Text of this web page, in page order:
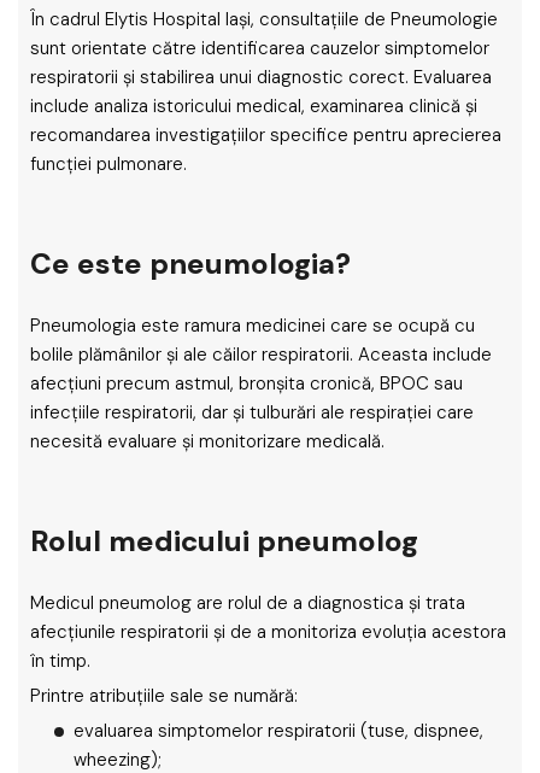
În cadrul Elytis Hospital Iași, consultațiile de Pneumologie
sunt orientate către identificarea cauzelor simptomelor
respiratorii și stabilirea unui diagnostic corect. Evaluarea
include analiza istoricului medical, examinarea clinică și
recomandarea investigațiilor specifice pentru aprecierea
funcției pulmonare.
Ce este pneumologia?
Pneumologia este ramura medicinei care se ocupă cu
bolile plămânilor și ale căilor respiratorii. Aceasta include
afecțiuni precum astmul, bronșita cronică, BPOC sau
infecțiile respiratorii, dar și tulburări ale respirației care
necesită evaluare și monitorizare medicală.
Rolul medicului pneumolog
Medicul pneumolog are rolul de a diagnostica și trata
afecțiunile respiratorii și de a monitoriza evoluția acestora
în timp.
Printre atribuțiile sale se numără:
evaluarea simptomelor respiratorii (tuse, dispnee,
wheezing);